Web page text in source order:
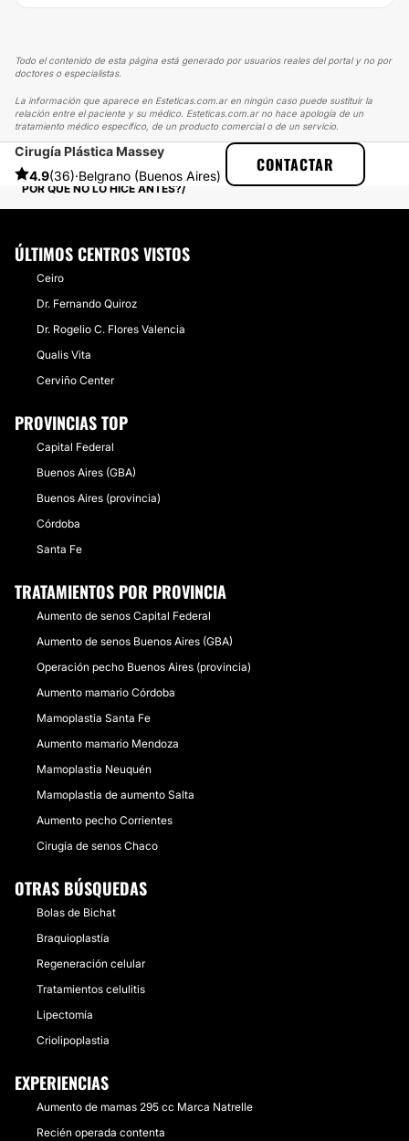
Todo el contenido de esta página está generado por usuarios reales del portal y no por
doctores o especialistas.
La información que aparece en Esteticas.com.ar en ningún caso puede sustituir la
relación entre el paciente y su médico. Esteticas.com.ar no hace apología de un
tratamiento médico específico, de un producto comercial o de un servicio.
Cirugía Plástica Massey
4.9(36)·Belgrano (Buenos Aires)
CONTACTAR
ESTETICAS
EXPERIENCIAS
EXPERIENCIAS SOBRE AUMENTO MAMAS
POR QUE NO LO HICE ANTES?
ÚLTIMOS CENTROS VISTOS
Ceiro
Dr. Fernando Quiroz
Dr. Rogelio C. Flores Valencia
Qualis Vita
Cerviño Center
PROVINCIAS TOP
Capital Federal
Buenos Aires (GBA)
Buenos Aires (provincia)
Córdoba
Santa Fe
TRATAMIENTOS POR PROVINCIA
Aumento de senos Capital Federal
Aumento de senos Buenos Aires (GBA)
Operación pecho Buenos Aires (provincia)
Aumento mamario Córdoba
Mamoplastia Santa Fe
Aumento mamario Mendoza
Mamoplastia Neuquén
Mamoplastia de aumento Salta
Aumento pecho Corrientes
Cirugía de senos Chaco
OTRAS BÚSQUEDAS
Bolas de Bichat
Braquioplastía
Regeneración celular
Tratamientos celulitis
Lipectomía
Criolipoplastia
EXPERIENCIAS
Aumento de mamas 295 cc Marca Natrelle
Recién operada contenta